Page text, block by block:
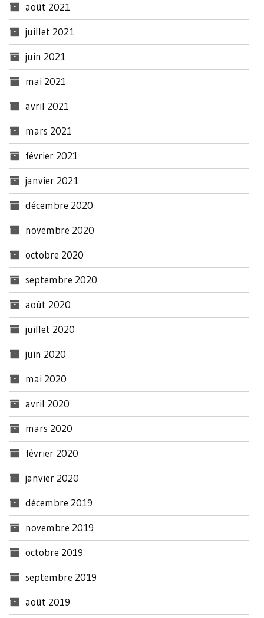
août 2021
juillet 2021
juin 2021
mai 2021
avril 2021
mars 2021
février 2021
janvier 2021
décembre 2020
novembre 2020
octobre 2020
septembre 2020
août 2020
juillet 2020
juin 2020
mai 2020
avril 2020
mars 2020
février 2020
janvier 2020
décembre 2019
novembre 2019
octobre 2019
septembre 2019
août 2019